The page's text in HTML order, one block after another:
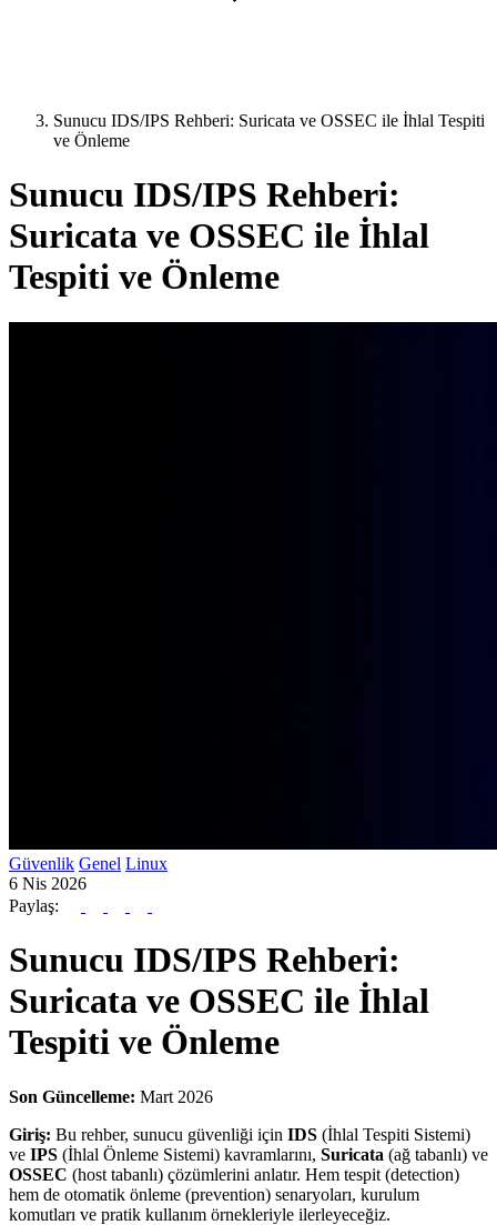
Sunucu IDS/IPS Rehberi: Suricata ve OSSEC ile İhlal Tespiti
ve Önleme
Sunucu IDS/IPS Rehberi:
Suricata ve OSSEC ile İhlal
Tespiti ve Önleme
Güvenlik Genel Linux
6 Nis 2026
Paylaş:
Sunucu IDS/IPS Rehberi:
Suricata ve OSSEC ile İhlal
Tespiti ve Önleme
Son Güncelleme: Mart 2026
Giriş: Bu rehber, sunucu güvenliği için IDS (İhlal Tespiti Sistemi)
ve IPS (İhlal Önleme Sistemi) kavramlarını, Suricata (ağ tabanlı) ve
OSSEC (host tabanlı) çözümlerini anlatır. Hem tespit (detection)
hem de otomatik önleme (prevention) senaryoları, kurulum
komutları ve pratik kullanım örnekleriyle ilerleyeceğiz.